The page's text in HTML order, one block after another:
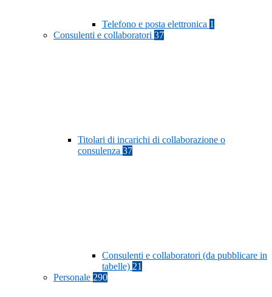
Telefono e posta elettronica 1
Consulenti e collaboratori 37
Titolari di incarichi di collaborazione o
consulenza 37
Consulenti e collaboratori (da pubblicare in
tabelle) 21
Personale 290